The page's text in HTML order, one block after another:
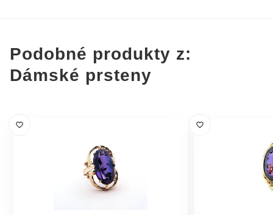
Podobné produkty z:
Dámské prsteny